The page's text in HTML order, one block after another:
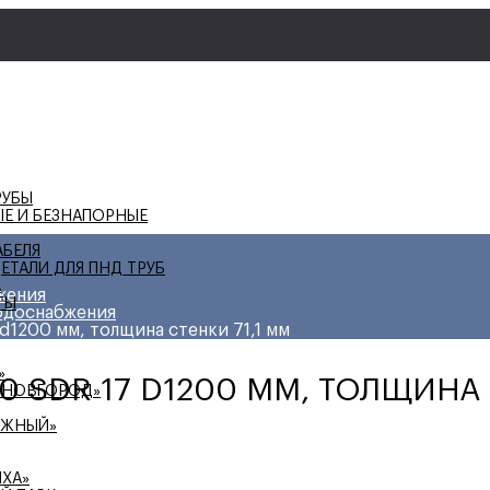
И БЕЗНАПОРНЫЕ
ДЛЯ ПНД ТРУБ
мм, толщина стенки 71,1 мм
SDR 17 D1200 ММ, ТОЛЩИНА